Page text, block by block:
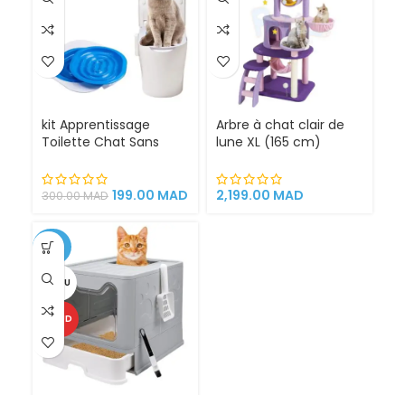
kit Apprentissage
Toilette Chat Sans
300.00MAD 199.00 MAD
Arbre à chat clair de
lune XL (165 cm)
chat griffoirs
2,199.00 MAD
-25%
VENDU
CHAUD